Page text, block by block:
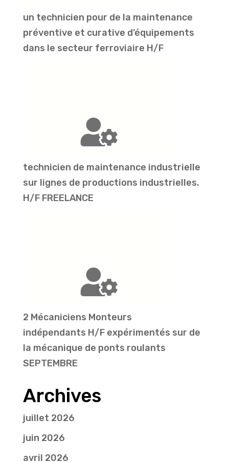
un technicien pour de la maintenance
préventive et curative d’équipements
dans le secteur ferroviaire H/F
technicien de maintenance industrielle
sur lignes de productions industrielles.
H/F FREELANCE
2 Mécaniciens Monteurs
indépendants H/F expérimentés sur de
la mécanique de ponts roulants
SEPTEMBRE
Archives
juillet 2026
juin 2026
avril 2026